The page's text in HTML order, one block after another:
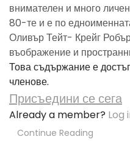
внимателен и много
80-те и е по
Оливър Тейт- Крейг
въображение и
Това съдържание е
членове.
Присъедини се сега
Already a member? Log
Continue Reading